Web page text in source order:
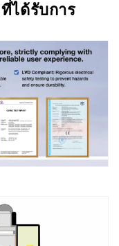
ได้รับการ